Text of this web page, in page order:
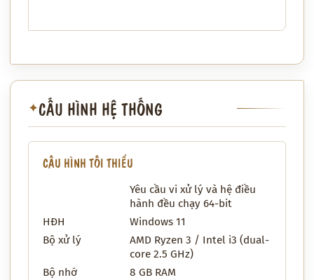
✦CẤU HÌNH HỆ THỐNG
CẤU HÌNH TỐI THIỂU
Yêu cầu vi xử lý và hệ điều
hành đều chạy 64-bit
HĐH
Windows 11
Bộ xử lý
AMD Ryzen 3 / Intel i3 (dual-
core 2.5 GHz)
Bộ nhớ
8 GB RAM